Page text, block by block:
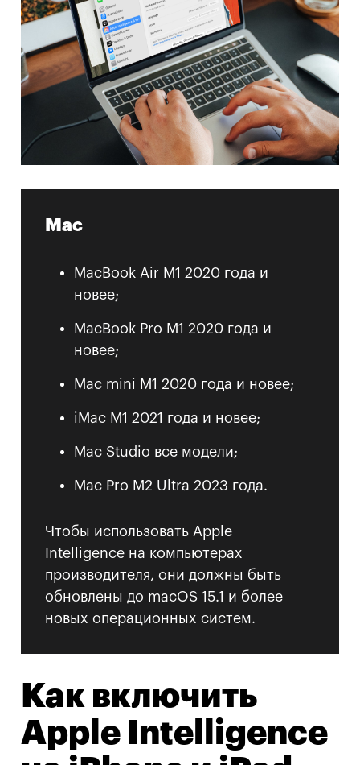
Mac
MacBook Air M1 2020 года и
новее;
MacBook Pro M1 2020 года и
новее;
Mac mini M1 2020 года и новее;
iMac M1 2021 года и новее;
Mac Studio все модели;
Mac Pro M2 Ultra 2023 года.
Чтобы использовать Apple
Intelligence на компьютерах
производителя, они должны быть
обновлены до macOS 15.1 и более
новых операционных систем.
Как включить
Apple Intelligence